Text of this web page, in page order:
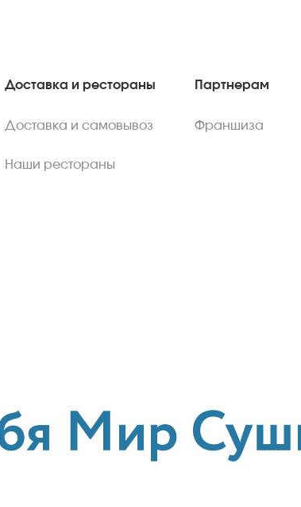
Доставка и рестораны
Доставка и самовывоз
Наши рестораны
Партнерам
Франшиза